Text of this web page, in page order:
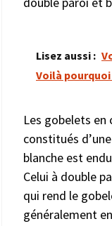
Lisez aussi :
Voilà
Les gobelets
constitués
blanche est
Celui à double
qui rend le
généralement